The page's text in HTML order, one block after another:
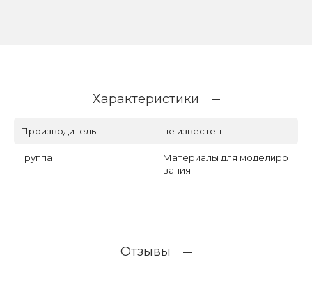
Характеристики
Производитель не известен
Группа
Материалы для моделиро
вания
Отзывы